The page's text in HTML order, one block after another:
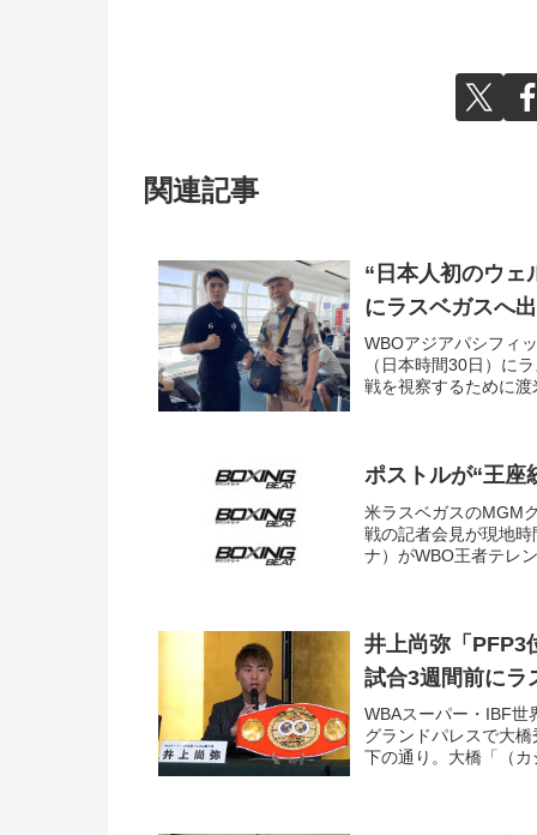
関連記事
“日本人初のウ
にラスベガスへ
WBOアジアパシフィ
（日本時間30日）に
戦を視察するために
ポストルが“王座
米ラスベガスのMGM
戦の記者会見が現地
ナ）がWBO王者テレ
井上尚弥「PFP3
試合3週間前にラ
WBAスーパー・IBF世
グランドパレスで大
下の通り。大橋「（